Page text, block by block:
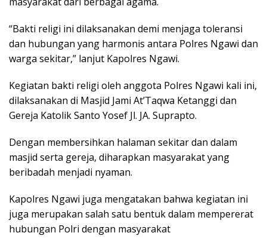
“Bakti religi ini dilaksanakan demi menjaga toleransi
dan hubungan yang harmonis antara Polres Ngawi dan
warga sekitar,” lanjut Kapolres Ngawi.
Kegiatan bakti religi oleh anggota Polres Ngawi kali ini,
dilaksanakan di Masjid Jami At’Taqwa Ketanggi dan
Gereja Katolik Santo Yosef Jl. JA. Suprapto.
Dengan membersihkan halaman sekitar dan dalam
masjid serta gereja, diharapkan masyarakat yang
beribadah menjadi nyaman.
Kapolres Ngawi juga mengatakan bahwa kegiatan ini
juga merupakan salah satu bentuk dalam mempererat
hubungan Polri dengan masyarakat